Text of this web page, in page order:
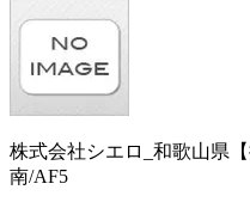
株式会社シエロ_和歌山県
南/AF5